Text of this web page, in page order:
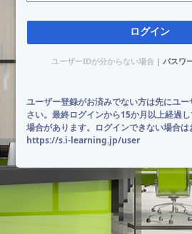
ユーザーIDが分からない場合 | パスワ
ユーザー登録がお済みでない方は先にユ
さい。最終ログインから15か月以上経過
場合があります。ログインできない場合は
https://s.i-learning.jp/user